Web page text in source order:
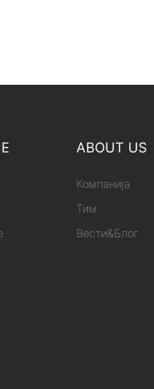
ABOUT US
Компанија
Тим
Вести&Блог